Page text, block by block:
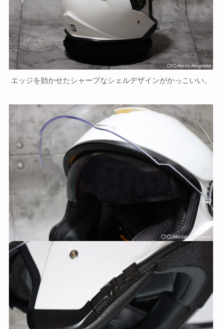
エッジを効かせたシャープなシェルデザインがかっこいい。